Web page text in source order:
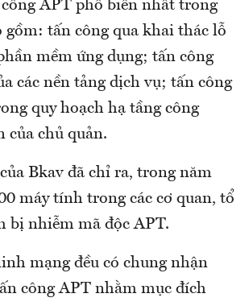
APT phổ biến nhất trong
gồm: tấn công qua khai thác lỗ
mềm ứng dụng; tấn công
các nền tảng dịch vụ; tấn công
quy hoạch hạ tầng công
của chủ quản.
Bkav đã chỉ ra, trong năm
máy tính trong các cơ quan, tổ
bị nhiễm mã độc APT.
mạng đều có chung nhận
công APT nhằm mục đích